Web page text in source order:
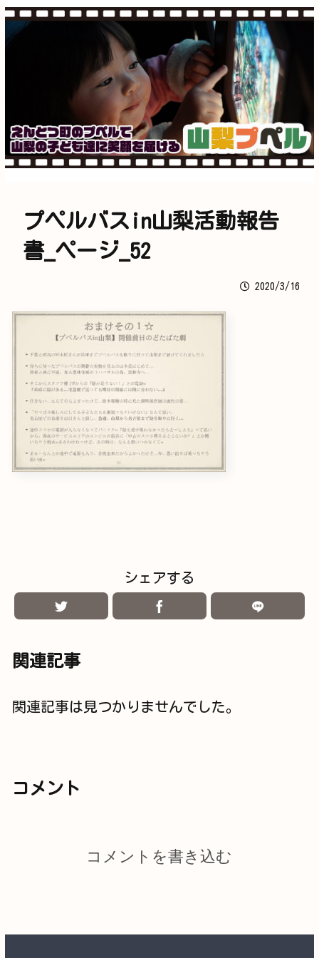
プペルバスin山梨活動報告
書_ページ_52
2020/3/16
シェアする
関連記事
関連記事は見つかりませんでした。
コメント
コメントを書き込む